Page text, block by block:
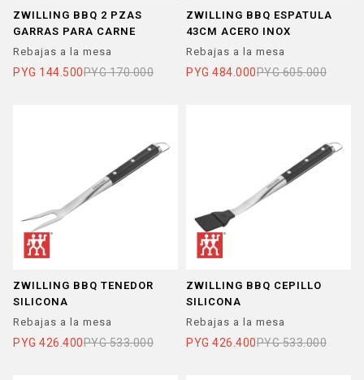
ZWILLING BBQ 2 PZAS
GARRAS PARA CARNE
Rebajas a la mesa
PYG 144.500PYG 170.000
ZWILLING BBQ ESPATULA
43CM ACERO INOX
Rebajas a la mesa
PYG 484.000PYG 605.000
ZWILLING BBQ TENEDOR
SILICONA
Rebajas a la mesa
PYG 426.400PYG 533.000
ZWILLING BBQ CEPILLO
SILICONA
Rebajas a la mesa
PYG 426.400PYG 533.000